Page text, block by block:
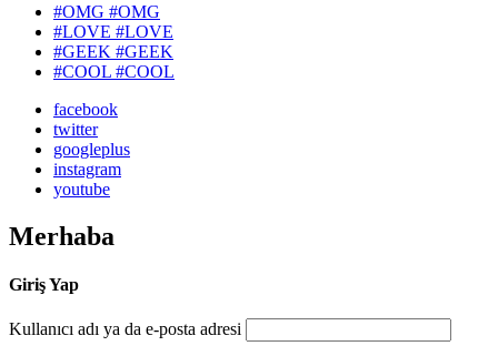
#OMG #OMG
#LOVE #LOVE
#GEEK #GEEK
#COOL #COOL
facebook
twitter
googleplus
instagram
youtube
Merhaba
Giriş Yap
Kullanıcı adı ya da e-posta adresi